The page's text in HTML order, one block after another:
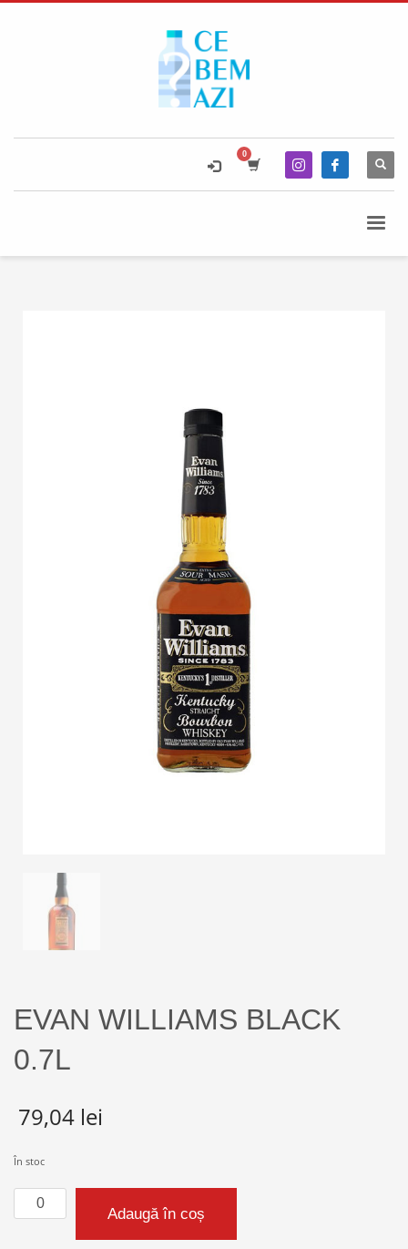
EVAN WILLIAMS BLACK
0.7L
79,04 lei
În stoc
Cantitate
EVAN
Adaugă în coș